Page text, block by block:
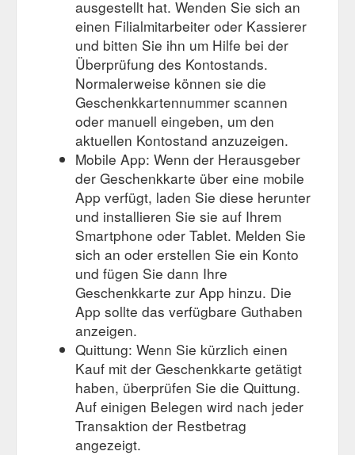
ausgestellt hat. Wenden Sie sich an
einen Filialmitarbeiter oder Kassierer
und bitten Sie ihn um Hilfe bei der
Überprüfung des Kontostands.
Normalerweise können sie die
Geschenkkartennummer scannen
oder manuell eingeben, um den
aktuellen Kontostand anzuzeigen.
Mobile App: Wenn der Herausgeber
der Geschenkkarte über eine mobile
App verfügt, laden Sie diese herunter
und installieren Sie sie auf Ihrem
Smartphone oder Tablet. Melden Sie
sich an oder erstellen Sie ein Konto
und fügen Sie dann Ihre
Geschenkkarte zur App hinzu. Die
App sollte das verfügbare Guthaben
anzeigen.
Quittung: Wenn Sie kürzlich einen
Kauf mit der Geschenkkarte getätigt
haben, überprüfen Sie die Quittung.
Auf einigen Belegen wird nach jeder
Transaktion der Restbetrag
angezeigt.